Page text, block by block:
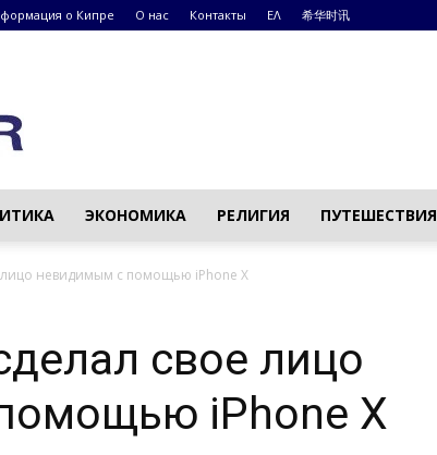
о Кипре О нас Контакты ΕΛ 希华时讯
ЭКОНОМИКА РЕЛИГИЯ ПУТЕШЕСТВИЯ
лицо невидимым с помощью iPhone X
свое лицо
iPhone X